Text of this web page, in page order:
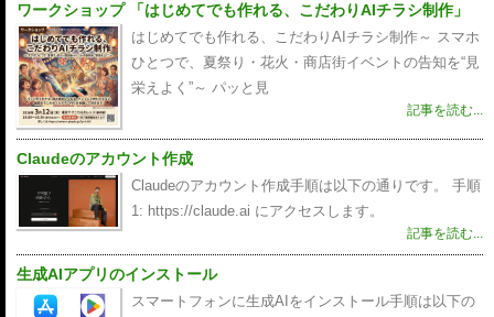
ワークショップ 「はじめてでも作れる、こだわりAIチラシ制作」
はじめてでも作れる、こだわりAIチラシ制作～ スマホ
ひとつで、夏祭り・花火・商店街イベントの告知を“見
栄えよく”～ パッと見
記事を読む...
Claudeのアカウント作成
Claudeのアカウント作成手順は以下の通りです。 手順
1: https://claude.ai にアクセスします。
記事を読む...
生成AIアプリのインストール
スマートフォンに生成AIをインストール手順は以下の